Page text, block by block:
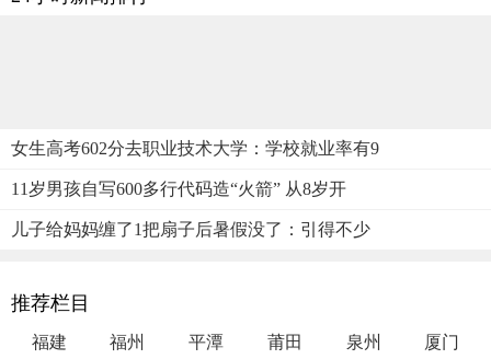
女生高考602分去职业技术大学：学校就业率有9
11岁男孩自写600多行代码造“火箭” 从8岁开
儿子给妈妈缠了1把扇子后暑假没了：引得不少
推荐栏目
福建 福州 平潭 莆田 泉州 厦门